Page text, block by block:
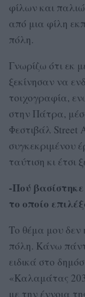
φίλων και
από μια φίλη
πόλη.
Γνωρίζω ότι εκ
ξεκίνησαν να
τοιχογραφία,
στην Πάτρα,
Φεστιβάλ Street
συγκεκριμένου
ταύτιση κι έτσι
-Πού
το οποίο
Το θέμα μου
πόλη. Κάνω
ειδικά στο
«Καλαμάτας
με την έννοια